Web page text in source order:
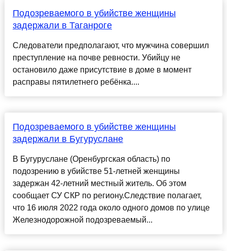
Подозреваемого в убийстве женщины
задержали в Таганроге
Следователи предполагают, что мужчина совершил
преступление на почве ревности. Убийцу не
остановило даже присутствие в доме в момент
расправы пятилетнего ребёнка....
Подозреваемого в убийстве женщины
задержали в Бугуруслане
В Бугуруслане (Оренбургская область) по
подозрению в убийстве 51-летней женщины
задержан 42-летний местный житель. Об этом
сообщает СУ СКР по региону.Следствие полагает,
что 16 июля 2022 года около одного домов по улице
Железнодорожной подозреваемый...